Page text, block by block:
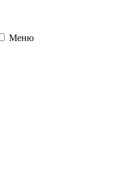
Меню